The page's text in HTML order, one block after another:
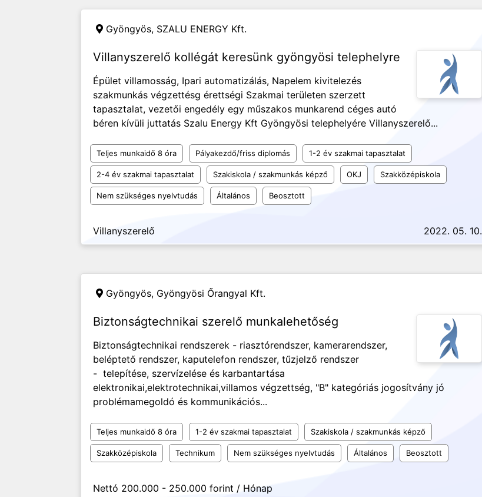
Gyöngyös, SZALU ENERGY Kft.
Villanyszerelő kollégát keresünk gyöngyösi telephelyre
Épület villamosság, Ipari automatizálás, Napelem kivitelezés
szakmunkás végzettésg érettségi Szakmai területen szerzett
tapasztalat, vezetői engedély egy műszakos munkarend céges autó
béren kívüli juttatás Szalu Energy Kft Gyöngyösi telephelyére Villanyszerelő...
Teljes munkaidő 8 óra Pályakezdő/friss diplomás 1-2 év szakmai tapasztalat
2-4 év szakmai tapasztalat Szakiskola / szakmunkás képző OKJ Szakközépiskola
Nem szükséges nyelvtudás Általános Beosztott
Villanyszerelő 2022. 05. 10.
Gyöngyös, Gyöngyösi Őrangyal Kft.
Biztonságtechnikai szerelő munkalehetőség
Biztonságtechnikai rendszerek - riasztórendszer, kamerarendszer,
beléptető rendszer, kaputelefon rendszer, tűzjelző rendszer
- telepítése, szervízelése és karbantartása
elektronikai,elektrotechnikai,villamos végzettség, "B" kategóriás jogosítvány jó
problémamegoldó és kommunikációs...
Teljes munkaidő 8 óra 1-2 év szakmai tapasztalat Szakiskola / szakmunkás képző
Szakközépiskola Technikum Nem szükséges nyelvtudás Általános Beosztott
Nettó 200.000 - 250.000 forint / Hónap